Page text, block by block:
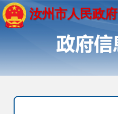
汝州市人民政府